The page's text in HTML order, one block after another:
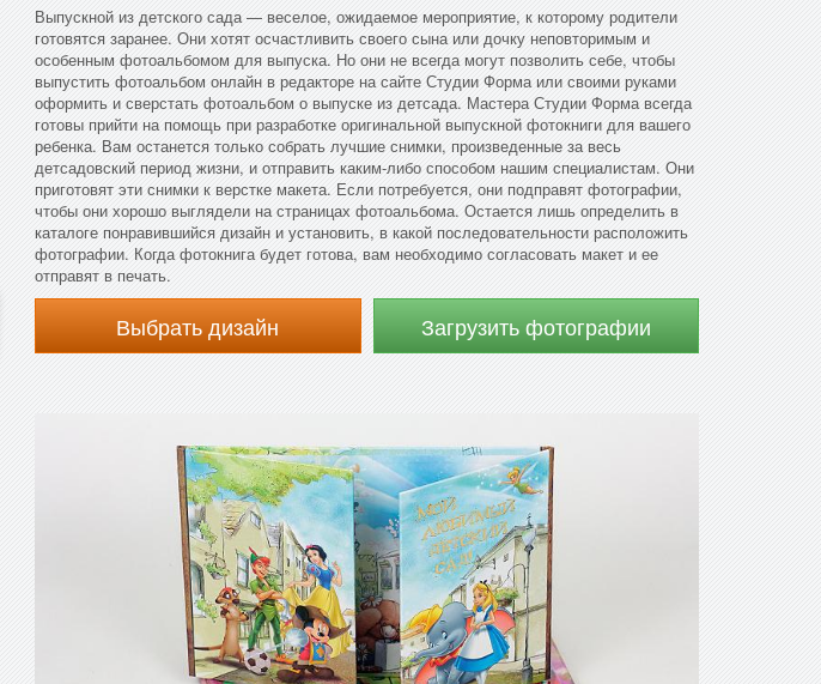
Выпускной из детского сада — веселое, ожидаемое мероприятие, к которому родители
готовятся заранее. Они хотят осчастливить своего сына или дочку неповторимым и
особенным фотоальбомом для выпуска. Но они не всегда могут позволить себе, чтобы
выпустить фотоальбом онлайн в редакторе на сайте Студии Форма или своими руками
оформить и сверстать фотоальбом о выпуске из детсада. Мастера Студии Форма всегда
готовы прийти на помощь при разработке оригинальной выпускной фотокниги для вашего
ребенка. Вам останется только собрать лучшие снимки, произведенные за весь
детсадовский период жизни, и отправить каким-либо способом нашим специалистам. Они
приготовят эти снимки к верстке макета. Если потребуется, они подправят фотографии,
чтобы они хорошо выглядели на страницах фотоальбома. Остается лишь определить в
каталоге понравившийся дизайн и установить, в какой последовательности расположить
фотографии. Когда фотокнига будет готова, вам необходимо согласовать макет и ее
отправят в печать.
Выбрать дизайн Загрузить фотографии